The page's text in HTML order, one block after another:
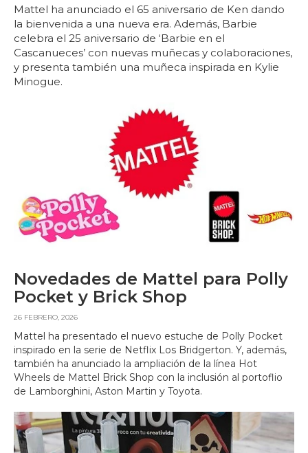
Mattel ha anunciado el 65 aniversario de Ken dando
la bienvenida a una nueva era. Además, Barbie
celebra el 25 aniversario de ‘Barbie en el
Cascanueces’ con nuevas muñecas y colaboraciones,
y presenta también una muñeca inspirada en Kylie
Minogue.
Novedades de Mattel para Polly
Pocket y Brick Shop
26 FEBRERO, 2026
Mattel ha presentado el nuevo estuche de Polly Pocket
inspirado en la serie de Netflix Los Bridgerton. Y, además,
también ha anunciado la ampliación de la línea Hot
Wheels de Mattel Brick Shop con la inclusión al portoflio
de Lamborghini, Aston Martin y Toyota.